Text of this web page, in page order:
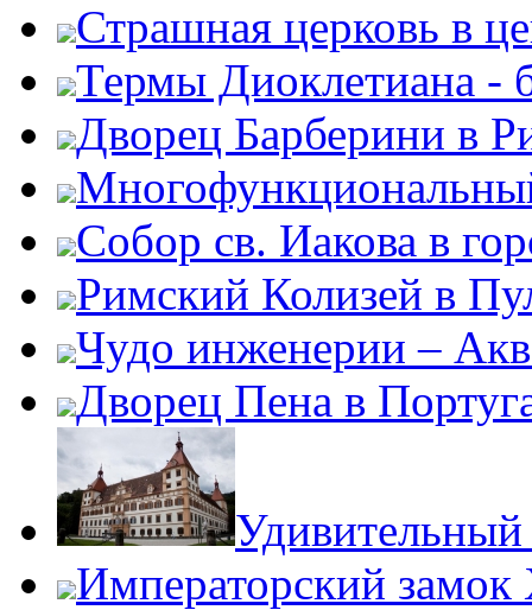
Страшная церковь в
Термы Диоклетиана -
Дворец Барберини в
Собор св. Иакова в
Римский Колизей в
Чудо инженерии –
Дворец Пена в
Удивительный
Императорский замок